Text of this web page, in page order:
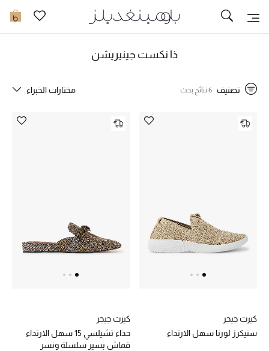
0 تخفيضات
جديد في الخصومات
مستلزمات المنزل
تسوقوا الآن
ذا نكست جينيريشن
تصنيف 6 نتائج بحث مختارات الخبراء
كيرت جيجر
سنيكرز لورنا سهل الارتداء
كيرت جيجر
حذاء تشيلسي 15 سهل الارتداء
قماش بسير سلسلة ونسر